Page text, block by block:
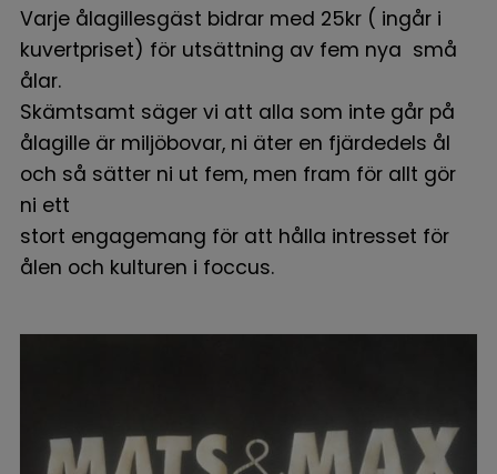
Varje ålagillesgäst bidrar med 25kr ( ingår i
kuvertpriset) för utsättning av fem nya små
ålar.
Skämtsamt säger vi att alla som inte går på
ålagille är miljöbovar, ni äter en fjärdedels ål
och så sätter ni ut fem, men fram för allt gör
ni ett
stort engagemang för att hålla intresset för
ålen och kulturen i foccus.